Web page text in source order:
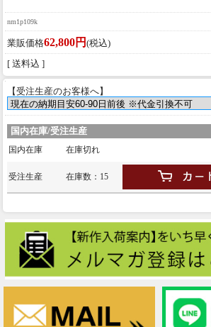
nm1p109k
業販価格62,800円 (税込)
[ 送料込 ]
【受注生産のお客様へ】
国内在庫/受注生産
国内在庫 在庫切れ
受注生産 在庫数：15